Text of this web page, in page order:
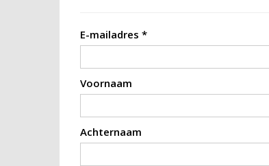
E-mailadres *
Voornaam
Achternaam